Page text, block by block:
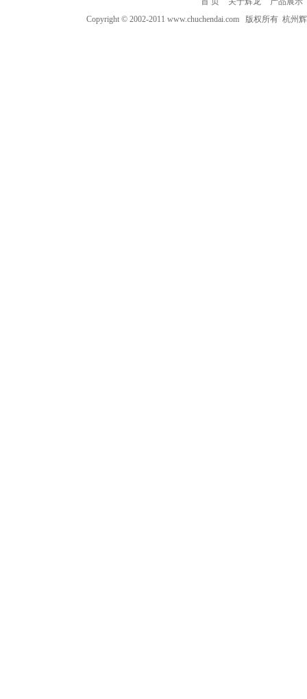
Copyright © 2002-2011 www.chuchendai.com 版权所有 杭州